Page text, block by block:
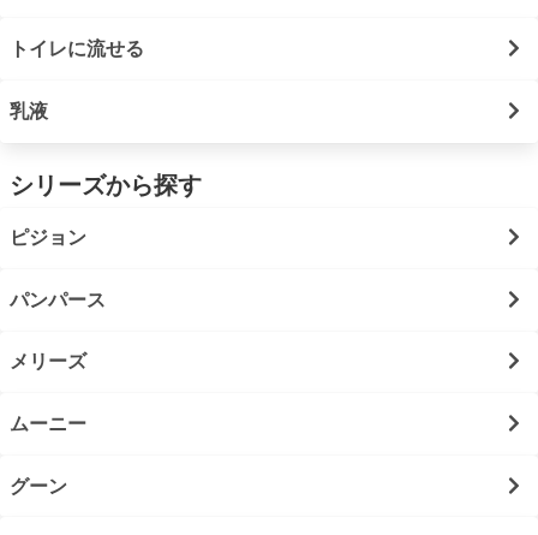
トイレに流せる
乳液
シリーズから探す
ピジョン
パンパース
メリーズ
ムーニー
グーン